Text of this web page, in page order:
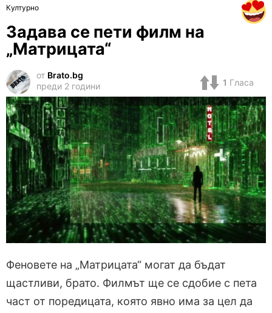
Културно
Задава се пети филм на
„Матрицата“
от Brato.bg
преди 2 години
1 Гласа
Феновете на „Матрицата“ могат да бъдат
щастливи, брато. Филмът ще се сдобие с пета
част от поредицата, която явно има за цел да